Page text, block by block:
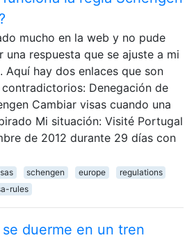
mucho en la web y no pude
una respuesta que se ajuste a mi
Aquí hay dos enlaces que son
Denegación de
Cambiar visas cuando una
Mi situación: Visité Portugal
de 2012 durante 29 días con
schengen europe
regulations
rules
se duerme en un tren